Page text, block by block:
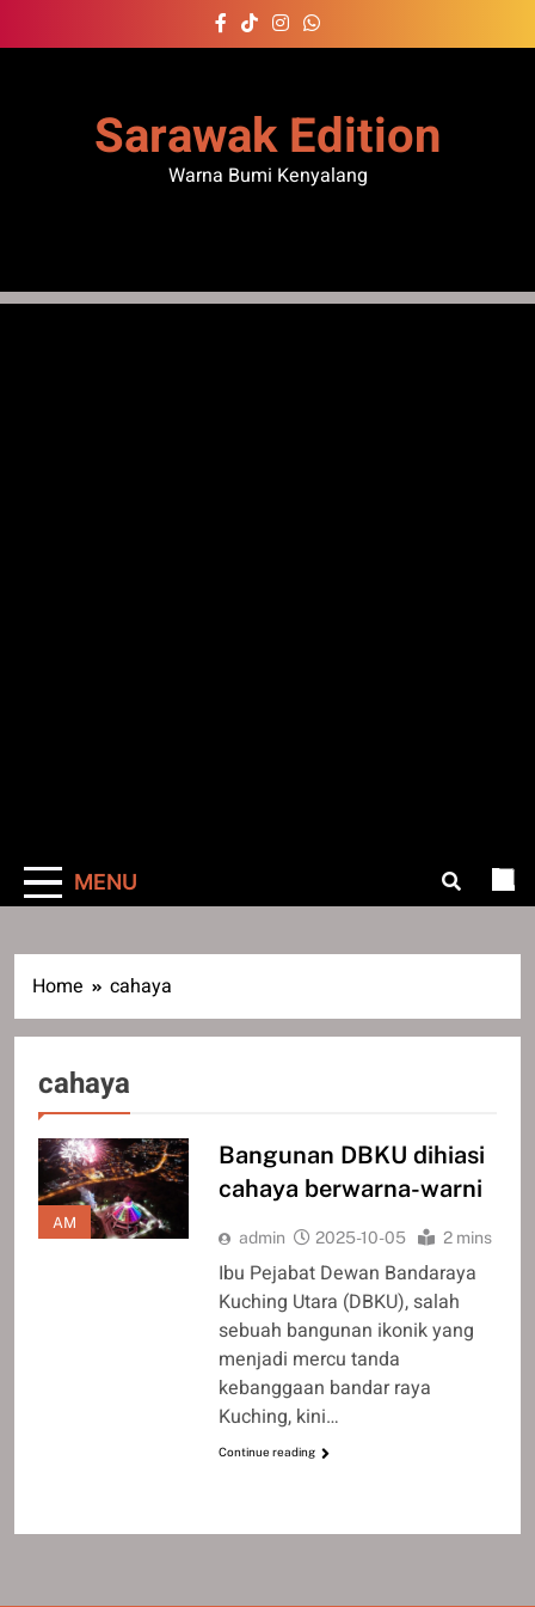
to
Sarawak Edition
Warna Bumi Kenyalang
MENU
Home cahaya
cahaya
AM
Bangunan DBKU dihiasi
cahaya berwarna-warni
admin 2025-10-05 2 mins
Ibu Pejabat Dewan Bandaraya
Kuching Utara (DBKU), salah
sebuah bangunan ikonik yang
menjadi mercu tanda
kebanggaan bandar raya
Kuching, kini…
Continue reading